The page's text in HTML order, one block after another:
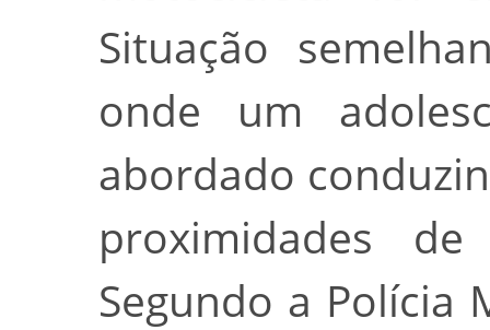
Situação
onde um
abordado
proximidades
Segundo a Polícia